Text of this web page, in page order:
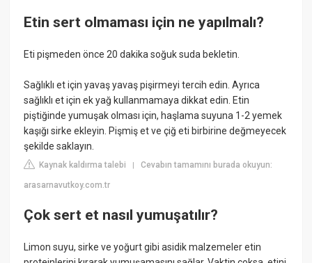
Etin sert olmaması için ne yapılmalı?
Eti pişmeden önce 20 dakika soğuk suda bekletin.
Sağlıklı et için yavaş yavaş pişirmeyi tercih edin. Ayrıca
sağlıklı et için ek yağ kullanmamaya dikkat edin. Etin
piştiğinde yumuşak olması için, haşlama suyuna 1-2 yemek
kaşığı sirke ekleyin. Pişmiş et ve çiğ eti birbirine değmeyecek
şekilde saklayın.
Kaynak kaldırma talebi |Cevabın tamamını burada okuyun:
arasarnavutkoy.com.tr
Çok sert et nasıl yumuşatılır?
Limon suyu, sirke ve yoğurt gibi asidik malzemeler etin